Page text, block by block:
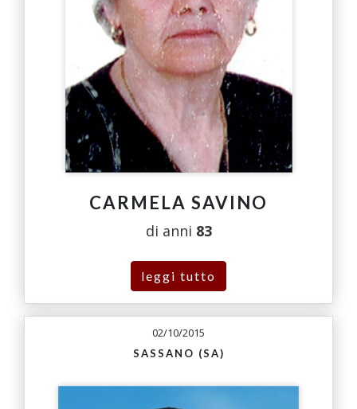
CARMELA SAVINO
di anni 83
leggi tutto
02/10/2015
SASSANO (SA)